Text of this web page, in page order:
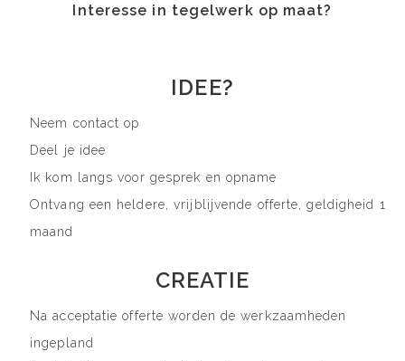
Interesse in tegelwerk op maat?
IDEE?
Neem contact op
Deel je idee
Ik kom langs voor gesprek en opname
Ontvang een heldere, vrijblijvende offerte, geldigheid 1
maand
CREATIE
Na acceptatie offerte worden de werkzaamheden
ingepland